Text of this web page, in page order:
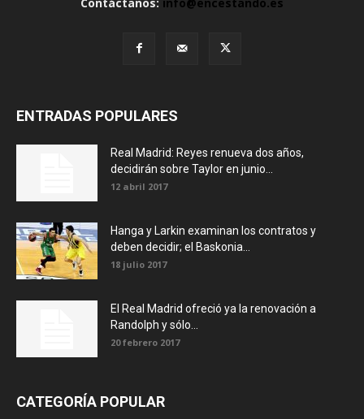
Contáctanos: info@encestando.es
ENTRADAS POPULARES
Real Madrid: Reyes renueva dos años,
decidirán sobre Taylor en junio...
12 abril 2017
Hanga y Larkin examinan los contratos y
deben decidir; el Baskonia...
18 julio 2017
El Real Madrid ofreció ya la renovación a
Randolph y sólo...
20 febrero 2017
CATEGORÍA POPULAR